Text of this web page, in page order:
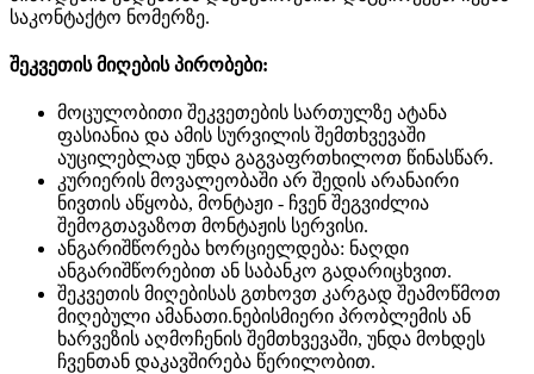
საკონტაქტო ნომერზე.
შეკვეთის მიღების პირობები:
მოცულობითი შეკვეთების სართულზე ატანა
ფასიანია და ამის სურვილის შემთხვევაში
აუცილებლად უნდა გაგვაფრთხილოთ წინასწარ.
კურიერის მოვალეობაში არ შედის არანაირი
ნივთის აწყობა, მონტაჟი - ჩვენ შეგვიძლია
შემოგთავაზოთ მონტაჟის სერვისი.
ანგარიშწორება ხორციელდება: ნაღდი
ანგარიშწორებით ან საბანკო გადარიცხვით.
შეკვეთის მიღებისას გთხოვთ კარგად შეამოწმოთ
მიღებული ამანათი.ნებისმიერი პრობლემის ან
ხარვეზის აღმოჩენის შემთხვევაში, უნდა მოხდეს
ჩვენთან დაკავშირება წერილობით.